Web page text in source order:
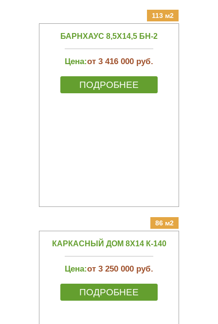
113 м2
БАРНХАУС 8,5Х14,5 БН-2
Цена:от 3 416 000 руб.
ПОДРОБНЕЕ
86 м2
КАРКАСНЫЙ ДОМ 8Х14 К-140
Цена:от 3 250 000 руб.
ПОДРОБНЕЕ